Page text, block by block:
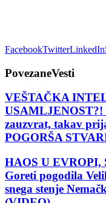
FacebookTwitterLinkedIn
PovezaneVesti
VEŠTAČKA
USAMLJENOST?!
zauzvrat, takav
POGORŠA
HAOS U
Goreti pogodila
snega stenje